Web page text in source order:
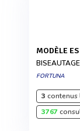
MODÈLE
FORTUNA
3 contenus
3767